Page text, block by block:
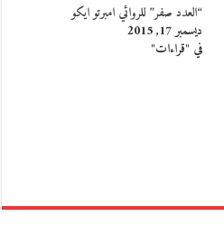
“العدد صفر” للروائي امبرتو ايكو
ديسمبر 17, 2015
في "قراءات"